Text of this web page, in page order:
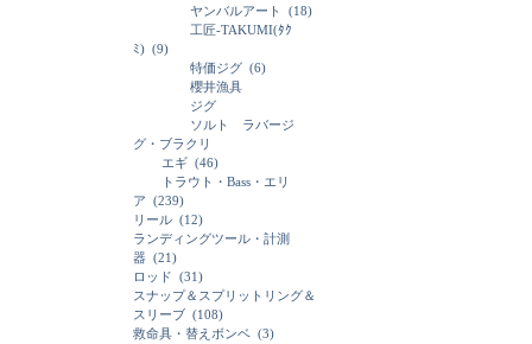
ヤンバルアート
(18)
工匠-TAKUMI(ﾀｸ
ﾐ) (9)
特価ジグ (6)
櫻井漁具
ジグ
ソルト ラバージ
グ・ブラクリ
エギ (46)
トラウト・Bass・エリ
ア (239)
リール (12)
ランディングツール・計測
器 (21)
ロッド (31)
スナップ＆スプリットリング＆
スリーブ (108)
救命具・替えボンベ (3)